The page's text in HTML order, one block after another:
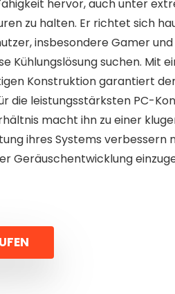
hervor, auch unter
zu halten. Er richtet sich
insbesondere Gamer
Kühlungslösung suchen. Mit
Konstruktion garantiert
die leistungsstärksten PC-
macht ihn zu einer
ihres Systems verbessern
Geräuschentwicklung